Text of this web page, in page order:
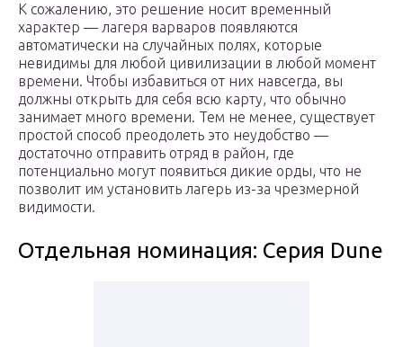
К сожалению, это решение носит временный
характер — лагеря варваров появляются
автоматически на случайных полях, которые
невидимы для любой цивилизации в любой момент
времени. Чтобы избавиться от них навсегда, вы
должны открыть для себя всю карту, что обычно
занимает много времени. Тем не менее, существует
простой способ преодолеть это неудобство —
достаточно отправить отряд в район, где
потенциально могут появиться дикие орды, что не
позволит им установить лагерь из-за чрезмерной
видимости.
Отдельная номинация: Серия Dune